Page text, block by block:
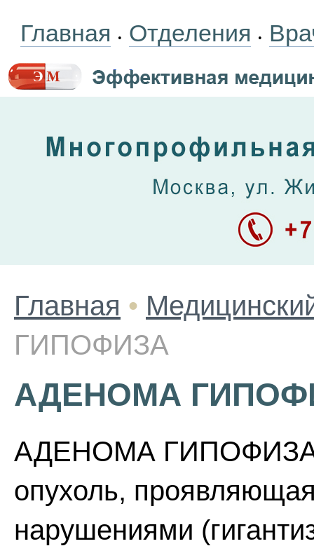
Главная • Отделения •
Главная •
ГИПОФИЗА
АДЕНОМА
АДЕНОМА ГИПОФИЗА -
опухоль,
нарушениями